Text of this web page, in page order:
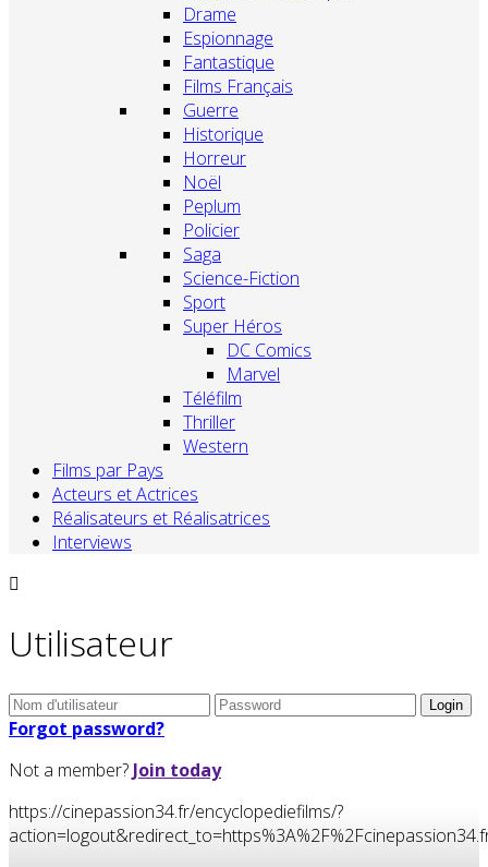
Drame
Espionnage
Fantastique
Films Français
Guerre
Historique
Horreur
Noël
Peplum
Policier
Saga
Science-Fiction
Sport
Super Héros
DC Comics
Marvel
Téléfilm
Thriller
Western
Films par Pays
Acteurs et Actrices
Réalisateurs et Réalisatrices
Interviews
Utilisateur
Forgot password?
Not a member? Join today
https://cinepassion34.fr/encyclopediefilms/?